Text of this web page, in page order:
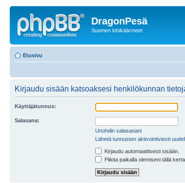
DragonPesä
Suomen lohikäärmeet
Etusivu
Kirjaudu sisään katsoaksesi henkilökunnan
Käyttäjätunnus:
Salasana:
Unohdin salasanani
Lähetä tunnusten aktivointiviesti
Kirjaudu automaattisesti sisään.
Piilota paikalla olemiseni tällä